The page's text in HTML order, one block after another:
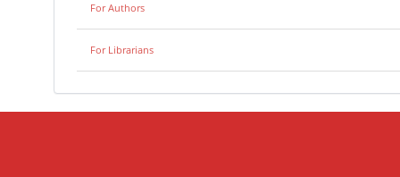
For Authors
For Librarians